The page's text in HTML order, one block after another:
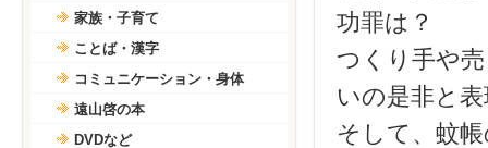
功罪は？
つくり手や
いの是非と
そして、蚊
家族・子育て
ことば・漢字
コミュニケーション・身体
遠山啓の本
DVDなど